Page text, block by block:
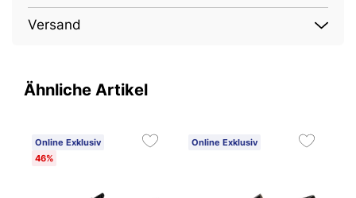
Versand
Ähnliche Artikel
Online Exklusiv
46%
Online Exklusiv